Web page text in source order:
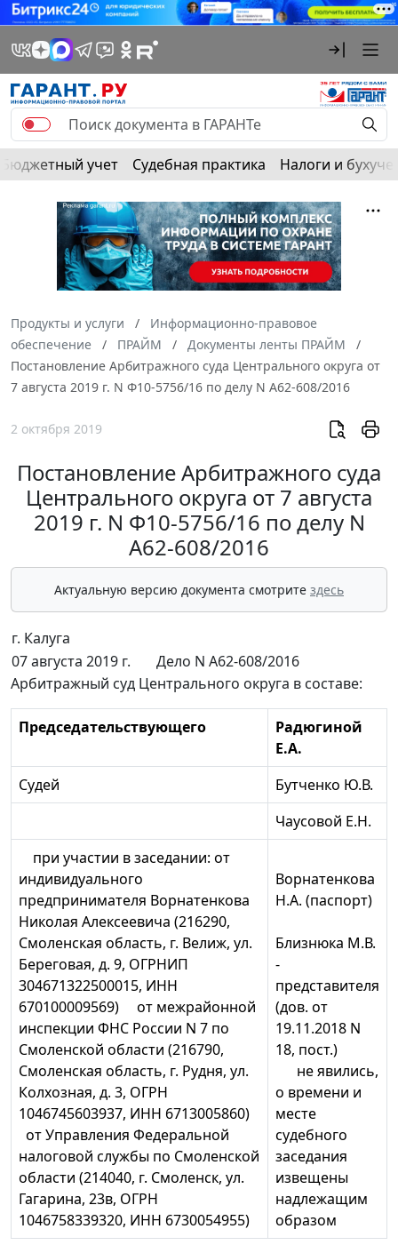
Бюджетный учет Судебная практика Налоги и
Продукты и услуги
Информационно-правовое
обеспечение
ПРАЙМ
Документы ленты ПРАЙМ
Постановление Арбитражного суда Центрального округа от
7 августа 2019 г. N Ф10-5756/16 по делу N А62-608/2016
2 октября 2019
Постановление Арбитражного суда
Центрального округа от 7 августа
2019 г. N Ф10-5756/16 по делу N
А62-608/2016
Актуальную версию документа смотрите здесь
г. Калуга
07 августа 2019 г.
Дело N А62-608/2016
Арбитражный суд Центрального округа в составе:
Председательствующего
Радюгиной
Е.А.
Судей
Бутченко Ю.В.
Чаусовой Е.Н.
при участии в заседании: от
индивидуального
предпринимателя Ворнатенкова
Николая Алексеевича (216290,
Смоленская область, г. Велиж, ул.
Береговая, д. 9, ОГРНИП
304671322500015, ИНН
670100009569) от межрайонной
инспекции ФНС России N 7 по
Смоленской области (216790,
Смоленская область, г. Рудня, ул.
Колхозная, д. 3, ОГРН
1046745603937, ИНН 6713005860)
от Управления Федеральной
налоговой службы по Смоленской
области (214040, г. Смоленск, ул.
Гагарина, 23в, ОГРН
1046758339320, ИНН 6730054955)
Ворнатенкова
Н.А. (паспорт)
Близнюка М.В.
-
представителя
(дов. от
19.11.2018 N
18, пост.)
не явились,
о времени и
месте
судебного
заседания
извещены
надлежащим
образом